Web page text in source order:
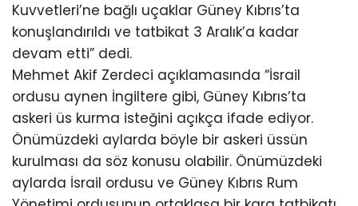
Kuvvetleri’ne bağlı uçaklar Güney Kıbrıs’ta
konuşlandırıldı ve tatbikat 3 Aralık’a kadar
devam etti” dedi.
Mehmet Akif Zerdeci açıklamasında “İsrail
ordusu aynen İngiltere gibi, Güney Kıbrıs’ta
askeri üs kurma isteğini açıkça ifade ediyor.
Önümüzdeki aylarda böyle bir askeri üssün
kurulması da söz konusu olabilir. Önümüzdeki
aylarda İsrail ordusu ve Güney Kıbrıs Rum